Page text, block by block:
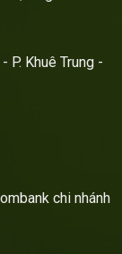
P. Khuê Trung -
chi nhánh